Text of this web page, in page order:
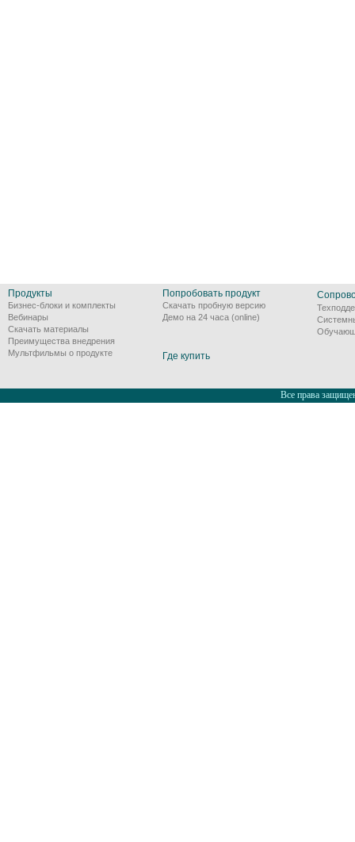
Продукты
Бизнес-блоки и комплекты
Вебинары
Скачать материалы
Преимущества внедрения
Мультфильмы о продукте
Попробовать продукт
Скачать пробную версию
Демо на 24 часа (online)
Где купить
Все права